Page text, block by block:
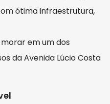
ótima infraestrutura,
em um dos
da Avenida Lúcio Costa